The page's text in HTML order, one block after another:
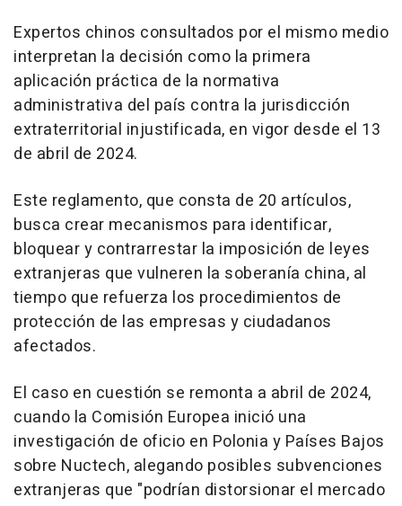
Expertos chinos consultados por el mismo medio
interpretan la decisión como la primera
aplicación práctica de la normativa
administrativa del país contra la jurisdicción
extraterritorial injustificada, en vigor desde el 13
de abril de 2024.
Este reglamento, que consta de 20 artículos,
busca crear mecanismos para identificar,
bloquear y contrarrestar la imposición de leyes
extranjeras que vulneren la soberanía china, al
tiempo que refuerza los procedimientos de
protección de las empresas y ciudadanos
afectados.
El caso en cuestión se remonta a abril de 2024,
cuando la Comisión Europea inició una
investigación de oficio en Polonia y Países Bajos
sobre Nuctech, alegando posibles subvenciones
extranjeras que "podrían distorsionar el mercado